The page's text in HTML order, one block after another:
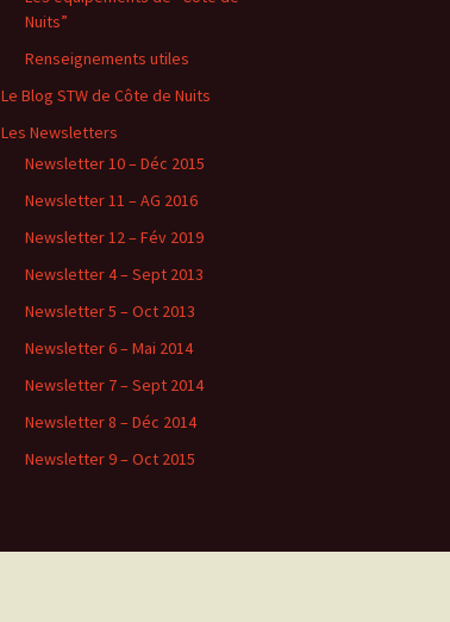
Nuits”
Renseignements utiles
Le Blog STW de Côte de Nuits
Les Newsletters
Newsletter 10 – Déc 2015
Newsletter 11 – AG 2016
Newsletter 12 – Fév 2019
Newsletter 4 – Sept 2013
Newsletter 5 – Oct 2013
Newsletter 6 – Mai 2014
Newsletter 7 – Sept 2014
Newsletter 8 – Déc 2014
Newsletter 9 – Oct 2015